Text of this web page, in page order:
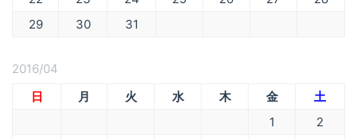
29
30 31
2016/04
日
月 火 水 木 金
土
1
2